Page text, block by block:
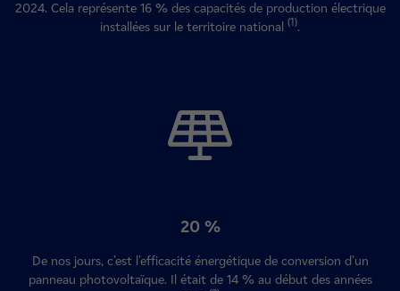
2024. Cela représente 16 % des capacités de production électrique
installées sur le territoire national (1).
20 %
De nos jours, c’est l'efficacité énergétique de conversion d'un
panneau photovoltaïque. Il était de 14 % au début des années